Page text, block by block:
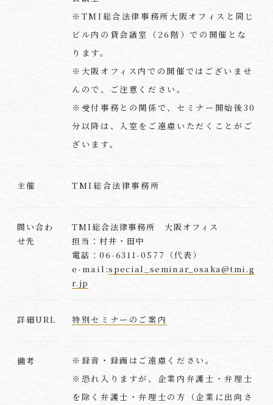
※TMI総合法律事務所大阪オフィスと同じ
ビル内の貸会議室（26階）での開催とな
ります。
※大阪オフィス内での開催ではございませ
んので、ご注意ください。
※受付事務との関係で、セミナー開始後30
分以降は、入室をご遠慮いただくことがご
ざいます。
主催 TMI総合法律事務所
問い合わ
せ先
TMI総合法律事務所 大阪オフィス
担当：村井・田中
電話：06-6311-0577（代表）
e-mail:special_seminar_osaka@tmi.g
r.jp
詳細URL 特別セミナーのご案内
備考
※録音・録画はご遠慮ください。
※恐れ入りますが、企業内弁護士・弁理士
を除く弁護士・弁理士の方（企業に出向さ